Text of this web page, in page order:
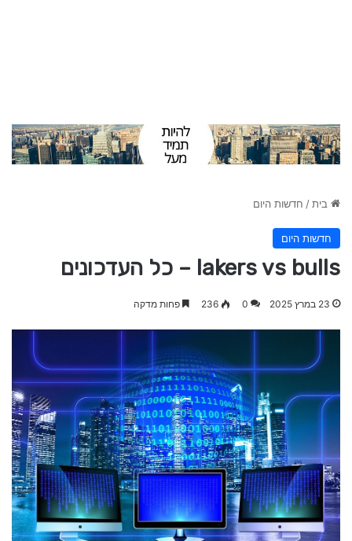
בית/ חדשות היום
חדשות היום
lakers vs bulls – כל העדכונים
23 במרץ 2025 0
236 פחות מדקה